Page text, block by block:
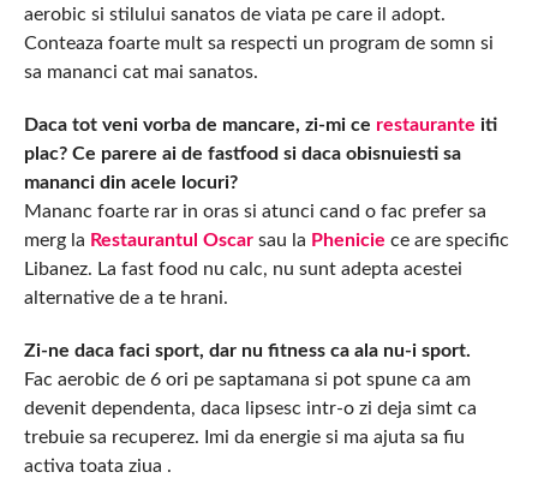
aerobic si stilului sanatos de viata pe care il adopt.
Conteaza foarte mult sa respecti un program de somn si
sa mananci cat mai sanatos.
Daca tot veni vorba de mancare, zi-mi ce restaurante iti
plac? Ce parere ai de fastfood si daca obisnuiesti sa
mananci din acele locuri?
Mananc foarte rar in oras si atunci cand o fac prefer sa
merg la Restaurantul Oscarsau la Phenicie ce are specific
Libanez. La fast food nu calc, nu sunt adepta acestei
alternative de a te hrani.
Zi-ne daca faci sport, dar nu fitness ca ala nu-i sport.
Fac aerobic de 6 ori pe saptamana si pot spune ca am
devenit dependenta, daca lipsesc intr-o zi deja simt ca
trebuie sa recuperez. Imi da energie si ma ajuta sa fiu
activa toata ziua .